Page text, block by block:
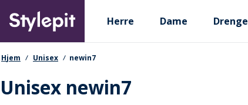
main
content
Primary departments
Herre Dame Drenge
navigationssti
Hjem Unisex newin7
Unisex newin7